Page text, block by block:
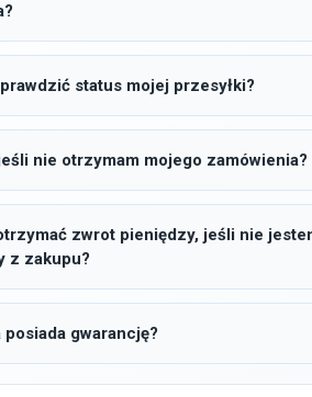
status mojej przesyłki?
nie otrzymam mojego zamówienia?
zwrot pieniędzy, jeśli nie
z zakupu?
gwarancję?